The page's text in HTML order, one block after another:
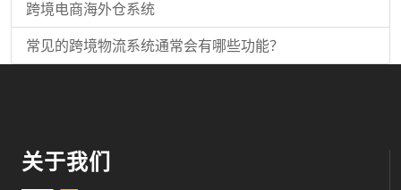
跨境电商海外仓系统
常见的跨境物流系统通常会有哪些功能？
关于我们